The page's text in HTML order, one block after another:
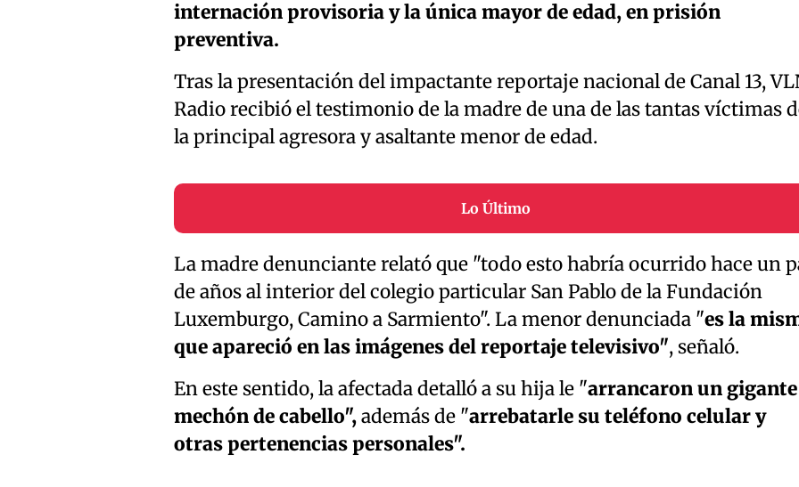
internación provisoria y la única mayor de edad, en prisión
preventiva.
Tras la presentación del impactante reportaje nacional de Canal 13,
Radio recibió el testimonio de la madre de una de las tantas víctimas
la principal agresora y asaltante menor de edad.
Lo Último
La madre denunciante relató que "todo esto habría ocurrido hace un
de años al interior del colegio particular San Pablo de la Fundación
Luxemburgo, Camino a Sarmiento". La menor denunciada "es la
que apareció en las imágenes del reportaje televisivo", señaló.
En este sentido, la afectada detalló a su hija le "arrancaron un gigante
mechón de cabello",además de "arrebatarle su teléfono celular y
otras pertenencias personales".